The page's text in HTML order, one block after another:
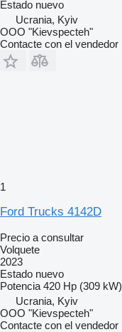
Estado nuevo
Ucrania, Kyiv
OOO "Kievspecteh"
Contacte con el vendedor
1
Ford Trucks 4142D
Precio a consultar
Volquete
2023
Estado nuevo
Potencia 420 Hp (309 kW)
Ucrania, Kyiv
OOO "Kievspecteh"
Contacte con el vendedor